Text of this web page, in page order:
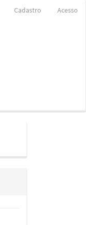
Cadastro Acesso